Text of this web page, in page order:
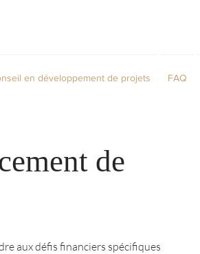
en développement de projets FAQ
de
aux défis financiers spécifiques